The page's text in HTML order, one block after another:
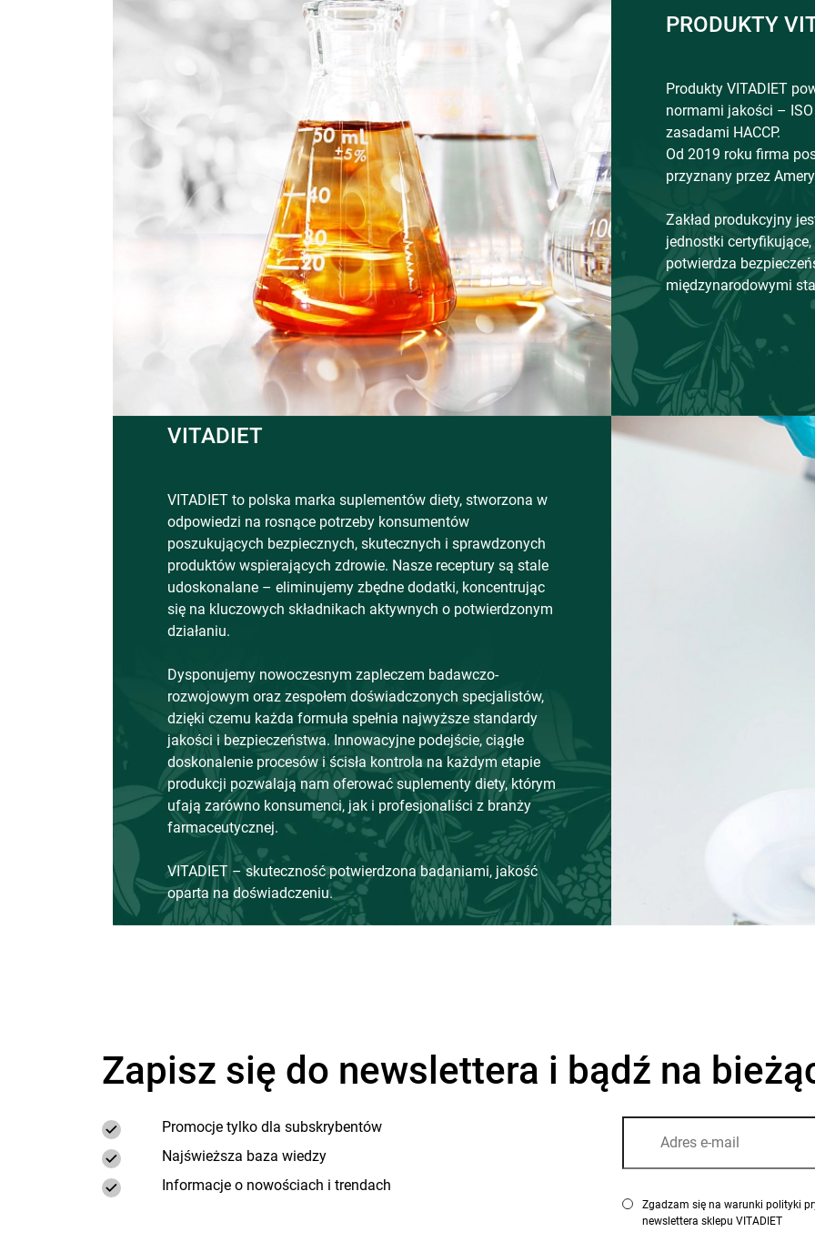
PRODUKTY
Produkty VITADIET
normami jakości –
zasadami HACCP.
Od 2019 roku firma
przyznany przez
Zakład produkcyjny
jednostki certyfikujące,
potwierdza
międzynarodowymi
VITADIET
VITADIET to polska marka suplementów diety, stworzona w
odpowiedzi na rosnące potrzeby konsumentów
poszukujących bezpiecznych, skutecznych i sprawdzonych
produktów wspierających zdrowie. Nasze receptury są stale
udoskonalane – eliminujemy zbędne dodatki, koncentrując
się na kluczowych składnikach aktywnych o potwierdzonym
działaniu.
Dysponujemy nowoczesnym zapleczem badawczo-
rozwojowym oraz zespołem doświadczonych specjalistów,
dzięki czemu każda formuła spełnia najwyższe standardy
jakości i bezpieczeństwa. Innowacyjne podejście, ciągłe
doskonalenie procesów i ścisła kontrola na każdym etapie
produkcji pozwalają nam oferować suplementy diety, którym
ufają zarówno konsumenci, jak i profesjonaliści z branży
farmaceutycznej.
VITADIET – skuteczność potwierdzona badaniami, jakość
oparta na doświadczeniu.
Zapisz się do newslettera i bądź na
Promocje tylko dla subskrybentów
Najświeższa baza wiedzy
Informacje o nowościach i trendach
Zgadzam się na warunki polityki
newslettera sklepu VITADIET